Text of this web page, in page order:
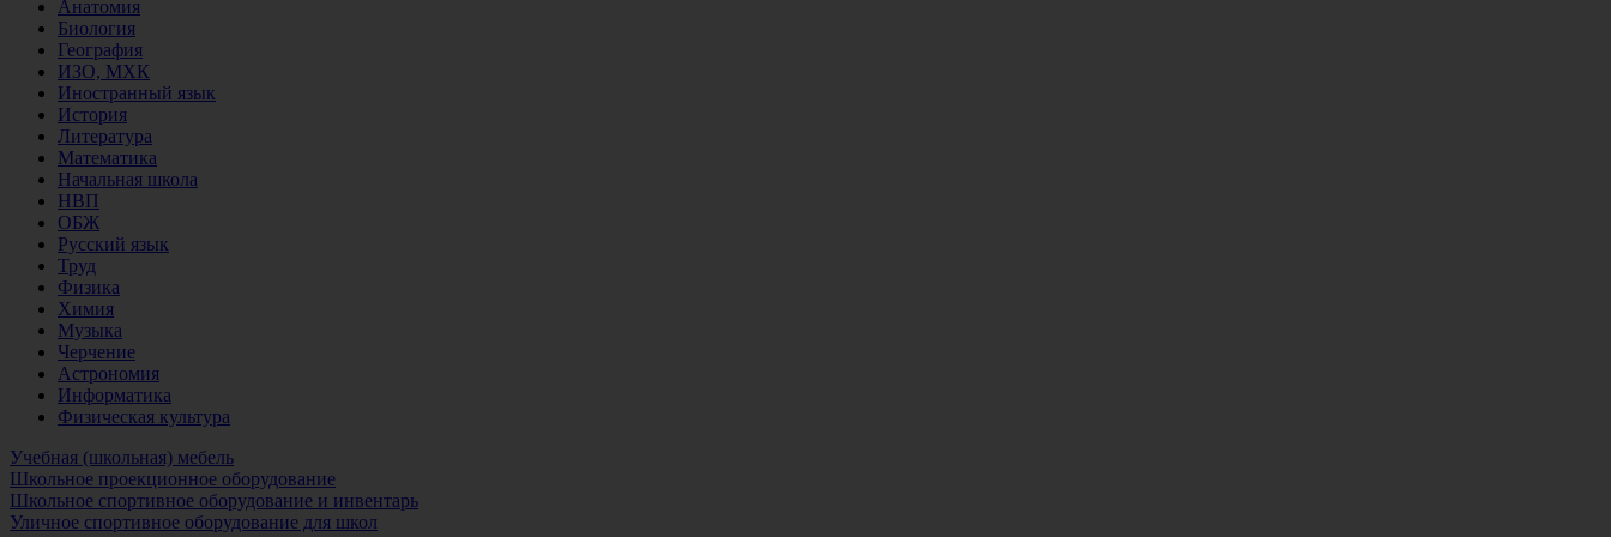
Анатомия
Биология
География
ИЗО, МХК
Иностранный язык
История
Литература
Математика
Начальная школа
НВП
ОБЖ
Русский язык
Труд
Физика
Химия
Музыка
Черчение
Астрономия
Информатика
Физическая культура
Учебная (школьная) мебель
Школьное проекционное оборудование
Школьное спортивное оборудование и инвентарь
Уличное спортивное оборудование для школ